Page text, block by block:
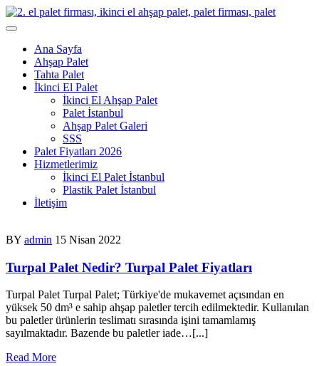
Skip
to
Ana Sayfa
Ahşap Palet
Tahta Palet
İkinci El Palet
İkinci El Ahşap Palet
Palet İstanbul
Ahşap Palet Galeri
SSS
Palet Fiyatları 2026
Hizmetlerimiz
İkinci El Palet İstanbul
Plastik Palet İstanbul
İletişim
BY admin 15 Nisan 2022
Turpal Palet Nedir? Turpal Palet Fiyatları
Turpal Palet Turpal Palet; Türkiye'de mukavemet açısından en
yüksek 50 dm³ e sahip ahşap paletler tercih edilmektedir. Kullanılan
bu paletler ürünlerin teslimatı sırasında işini tamamlamış
sayılmaktadır. Bazende bu paletler iade…[...]
Read More